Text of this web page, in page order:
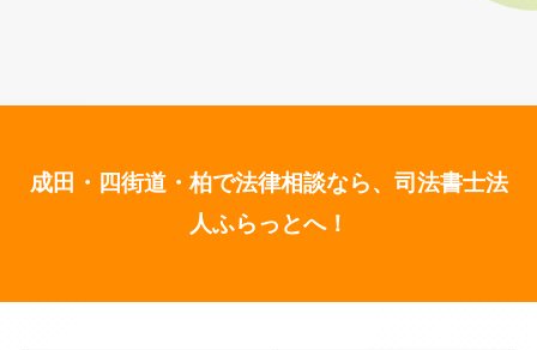
成田・四街道・柏で法律相談なら、司法書士法
人ふらっとへ！